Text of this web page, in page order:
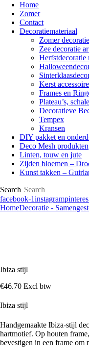
Home
Zomer
Contact
Decoratiemateriaal
Zomer
Zee decoratie
Herfstdecoratie
Kerst
Frames en
Plateau’s,
Decoratieve
Tempex
Kransen
DIY pakket en
Deco Mesh produkten
Linten, touw en jute
Zijden bloemen –
Kunst takken –
Search
facebook-1instagram
HomeDecoratie -
Ibiza stijl
€46.70 Excl btw
Ibiza stijl
Handgemaakte Ibiza‑stijl
hartmotief. Op houten
bevestigen in een frame om